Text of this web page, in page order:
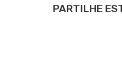
PARTILHE